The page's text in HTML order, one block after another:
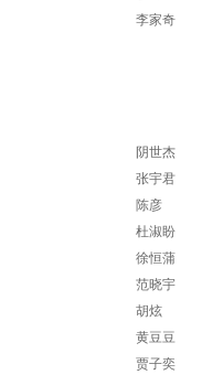
李家奇
阴世杰
张宇君
陈彦
杜淑盼
徐恒蒲
范晓宇
胡炫
黄豆豆
贾子奕